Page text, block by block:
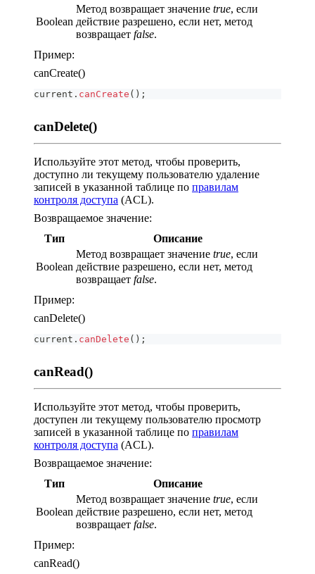
Boolean
Метод возвращает значение true, если
действие разрешено, если нет, метод
возвращает false.
Пример:
canCreate()
current . canCreate ( ) ;
canDelete()
Используйте этот метод, чтобы проверить,
доступно ли текущему пользователю удаление
записей в указанной таблице по правилам
контроля доступа (ACL).
Возвращаемое значение:
Тип
Описание
Boolean
Метод возвращает значение true, если
действие разрешено, если нет, метод
возвращает false.
Пример:
canDelete()
current . canDelete ( ) ;
canRead()
Используйте этот метод, чтобы проверить,
доступен ли текущему пользователю просмотр
записей в указанной таблице по правилам
контроля доступа (ACL).
Возвращаемое значение:
Тип
Описание
Boolean
Метод возвращает значение true, если
действие разрешено, если нет, метод
возвращает false.
Пример:
canRead()